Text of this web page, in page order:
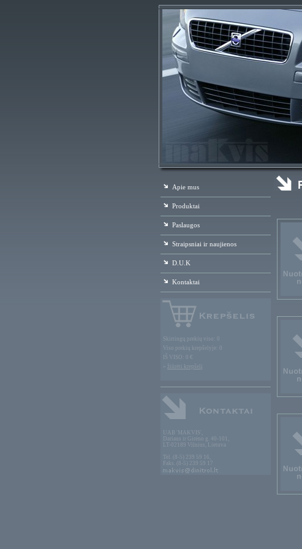
Apie mus
Produktai
Paslaugos
Straipsniai ir naujienos
D.U.K
Kontaktai
Skirtingų prekių viso: 0
Viso prekių krepšelyje: 0
IŠ VISO: 0 €
» žiūrėti krepšelį
UAB 'MAKVIS',
Dariaus ir Girėno g. 40-101,
LT-02189 Vilnius, Lietuva
Tel. (8-5) 239 59 16,
Faks. (8-5) 239 59 17